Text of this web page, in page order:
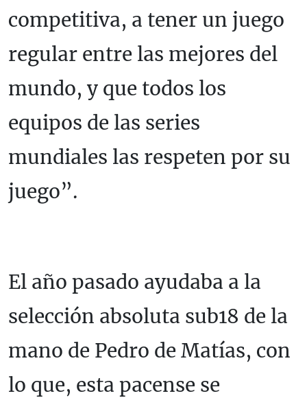
competitiva, a tener un juego
regular entre las mejores del
mundo, y que todos los
equipos de las series
mundiales las respeten por su
juego”.
El año pasado ayudaba a la
selección absoluta sub18 de la
mano de Pedro de Matías, con
lo que, esta pacense se